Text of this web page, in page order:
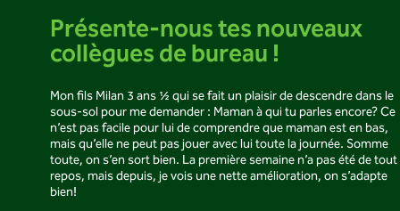
Présente-nous tes nouveaux
collègues de bureau !
Mon fils Milan 3 ans ½ qui se fait un plaisir de descendre dans le
sous-sol pour me demander : Maman à qui tu parles encore? Ce
n’est pas facile pour lui de comprendre que maman est en bas,
mais qu’elle ne peut pas jouer avec lui toute la journée. Somme
toute, on s’en sort bien. La première semaine n’a pas été de tout
repos, mais depuis, je vois une nette amélioration, on s’adapte
bien!